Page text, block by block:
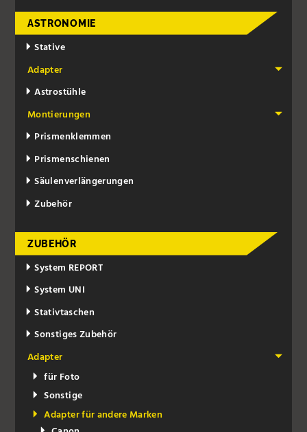
ASTRONOMIE
Stative
Adapter
Astrostühle
Montierungen
Prismenklemmen
Prismenschienen
Säulenverlängerungen
Zubehör
ZUBEHÖR
System REPORT
System UNI
Stativtaschen
Sonstiges Zubehör
Adapter
für Foto
Sonstige
Adapter für andere Marken